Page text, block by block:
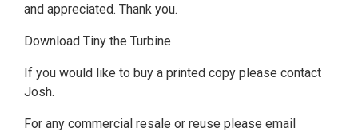
and appreciated. Thank you.
Download Tiny the Turbine
If you would like to buy a printed copy please contact
Josh.
For any commercial resale or reuse please email